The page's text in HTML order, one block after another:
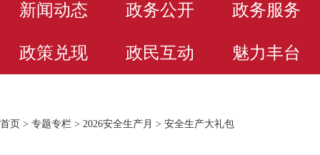
新闻动态 政务公开 政务服务
政策兑现 政民互动 魅力丰台
首页 > 专题专栏 > 2026安全生产月 > 安全生产大礼包